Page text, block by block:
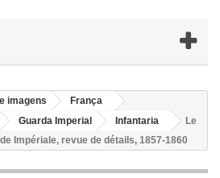
imagens
França
Guarda Imperial Infantaria
Le
Impériale, revue de détails, 1857-1860